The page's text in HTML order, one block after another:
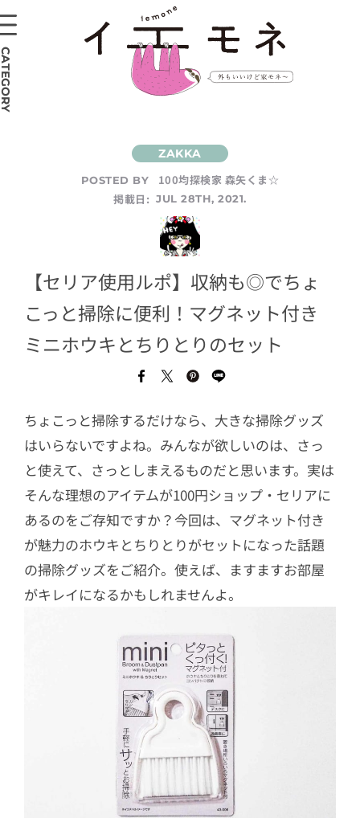
POSTED BY
100均探検家 森矢くま☆
掲載日: JUL 28TH, 2021.
【セリア使用ルポ】収納も◎でちょ
こっと掃除に便利！マグネット付き
ミニホウキとちりとりのセット
ちょこっと掃除するだけなら、大きな掃除グッズ
はいらないですよね。みんなが欲しいのは、さっ
と使えて、さっとしまえるものだと思います。実は
そんな理想のアイテムが100円ショップ・セリアに
あるのをご存知ですか？今回は、マグネット付き
が魅力のホウキとちりとりがセットになった話題
の掃除グッズをご紹介。使えば、ますますお部屋
がキレイになるかもしれませんよ。